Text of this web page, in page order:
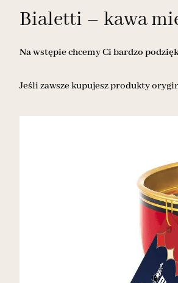
Bialetti – kawa
Na wstępie chcemy Ci bardzo
Jeśli zawsze kupujesz produkty